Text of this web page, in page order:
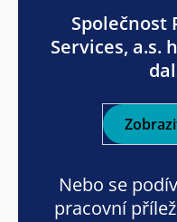
Společnost
Services, a.s.
Nebo se
pracovní